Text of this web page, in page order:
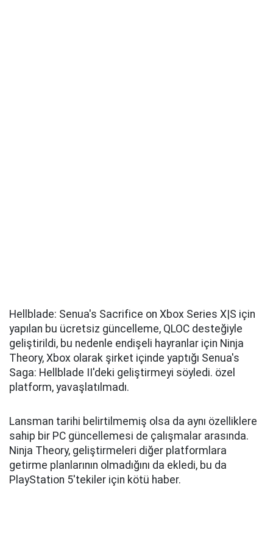
Hellblade: Senua's Sacrifice on Xbox Series X|S için
yapılan bu ücretsiz güncelleme, QLOC desteğiyle
geliştirildi, bu nedenle endişeli hayranlar için Ninja
Theory, Xbox olarak şirket içinde yaptığı Senua's
Saga: Hellblade II'deki geliştirmeyi söyledi. özel
platform, yavaşlatılmadı.
Lansman tarihi belirtilmemiş olsa da aynı özelliklere
sahip bir PC güncellemesi de çalışmalar arasında.
Ninja Theory, geliştirmeleri diğer platformlara
getirme planlarının olmadığını da ekledi, bu da
PlayStation 5'tekiler için kötü haber.